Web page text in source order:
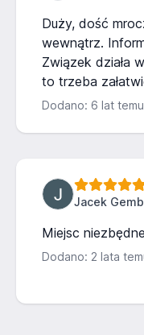
Duży, dość
wewnątrz.
Związek działa
to trzeba
Dodano: 6 lat temu
Jacek
Miejsc
Dodano: 2 lata